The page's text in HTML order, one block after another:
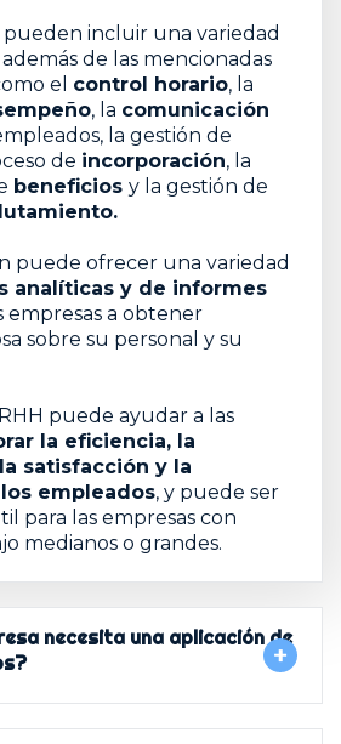
pueden incluir una variedad
de las mencionadas
el control horario, la
, la comunicación
la gestión de
de incorporación, la
beneficios y la gestión de
puede ofrecer una variedad
analíticas y de informes
empresas a obtener
sobre su personal y su
puede ayudar a las
la eficiencia, la
satisfacción y la
empleados, y puede ser
para las empresas con
medianos o grandes.
necesita una aplicación de